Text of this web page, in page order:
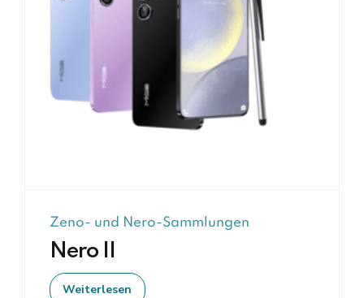
Zeno- und Nero-Sammlungen
Nero II
Weiterlesen